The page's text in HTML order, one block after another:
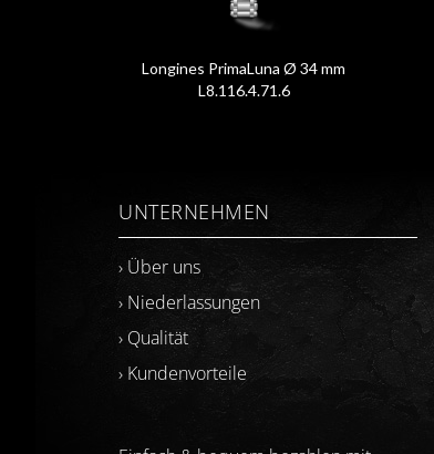
Longines PrimaLuna Ø 34 mm
L8.116.4.71.6
UNTERNEHMEN
› Über uns
› Niederlassungen
› Qualität
› Kundenvorteile